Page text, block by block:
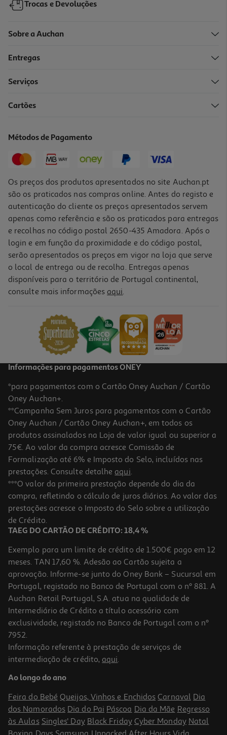
Creme Barral Banho Dermaprotect 1l 30% Desconto Incluído
18,74 €
Pain A-Derma Aveia 100g
82 €/Kg
8,20 €
4.8
Gel & Óleo Duche Eucerin Ph5 400ml
49.23 €/Lt
19,69 €
Trocas e Devoluções
Sobre a Auchan
Entregas
Serviços
Cartões
Métodos de Pagamento
Os preços dos produtos apresentados no site Auchan.pt
são os praticados nas compras online. Antes do registo e
autenticação do cliente os preços apresentados servem
apenas como referência e são os praticados para entregas
e recolhas no código postal 2650-435 Amadora. Após o
login e em função da proximidade e do código postal,
serão apresentados os preços em vigor na loja que serve
o local de entrega ou de recolha. Entregas apenas
disponíveis para o território de Portugal continental,
consulte mais informações aqui.
Informações para pagamentos ONEY
*para pagamentos com o Cartão Oney Auchan / Cartão
Oney Auchan+.
**Campanha Sem Juros para pagamentos com o Cartão
Oney Auchan / Cartão Oney Auchan+, em todos os
produtos assinalados na Loja de valor igual ou superior a
75€. Ao valor da compra acresce Comissão de
Formalização até 6% e Imposto do Selo, incluídos nas
prestações. Consulte detalhe aqui.
***O valor da primeira prestação depende do dia da
compra, refletindo o cálculo de juros diários. Ao valor das
prestações acresce o Imposto do Selo sobre a utilização
de Crédito.
TAEG DO CARTÃO DE CRÉDITO: 18,4 %
Exemplo para um limite de crédito de 1.500€ pago em 12
meses. TAN 17,60 %. Adesão ao Cartão sujeita a
aprovação. Informe-se junto do Oney Bank – Sucursal em
Portugal, registado no Banco de Portugal com o nº 881. A
Auchan Retail Portugal, S.A. atua na qualidade de
Intermediário de Crédito a título acessório com
exclusividade, registado no Banco de Portugal com o nº
7952.
Informação referente à prestação de serviços de
intermediação de crédito, aqui.
Ao longo do ano
Feira do Bebé Queijos, Vinhos e Enchidos Carnaval Dia
dos Namorados Dia do Pai Páscoa Dia da Mãe Regresso
às Aulas Singles' Day Black Friday Cyber Monday Natal